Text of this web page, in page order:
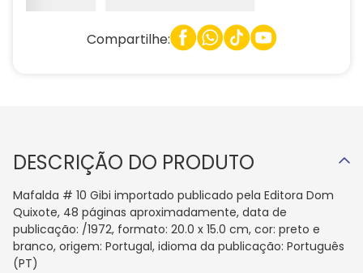
Compartilhe:
DESCRIÇÃO DO PRODUTO
Mafalda # 10 Gibi importado publicado pela Editora Dom
Quixote, 48 páginas aproximadamente, data de
publicação: /1972, formato: 20.0 x 15.0 cm, cor: preto e
branco, origem: Portugal, idioma da publicação: Português
(PT)